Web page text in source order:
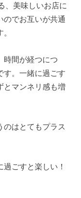
、美味しいお店に
でお互いが共通
時間が経つにつ
す。一緒に過ごす
とマンネリ感も増
のはとてもプラス
ごすと楽しい！